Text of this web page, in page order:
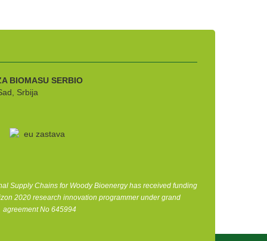
BIOMASU SERBIO
Srbija
Supply Chains for Woody Bioenergy has received funding
2020 research innovation programmer under grand
agreement No 645994